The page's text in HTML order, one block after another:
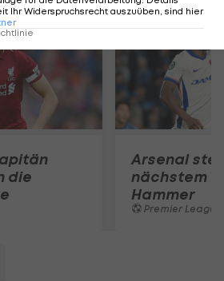
die
Arsenal
nächstem
Hammer
Premier League
Ihr Widerspruchsrecht auszuüben, sind hier